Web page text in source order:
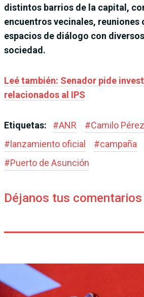
distintos barrios de la capital,
encuentros vecinales, reuniones
espacios de diálogo con
sociedad.
Leé también: Senador pide
relacionados al IPS
Etiquetas: #ANR #Camilo Pérez
#lanzamiento oficial #campaña
#Puerto de Asunción
Déjanos tus comentarios